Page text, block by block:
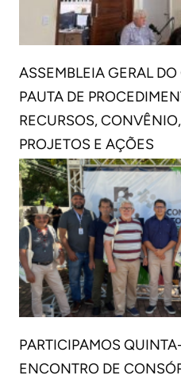
ASSEMBLEIA GERAL
PAUTA DE
RECURSOS,
PROJETOS E AÇÕES
PARTICIPAMOS
ENCONTRO DE